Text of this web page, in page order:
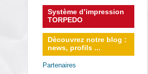
Système d’impression
TORPEDO
Dècouvrez notre blog :
news, profils ...
Partenaires